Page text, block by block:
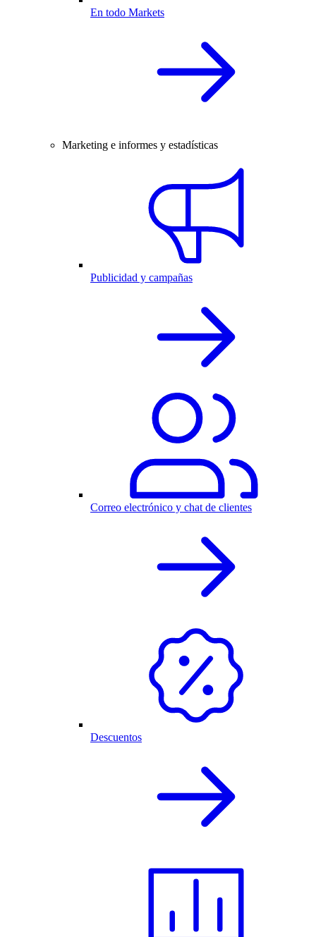
En todo Markets
Marketing e informes y estadísticas
Publicidad y campañas
Correo electrónico y chat de clientes
Descuentos